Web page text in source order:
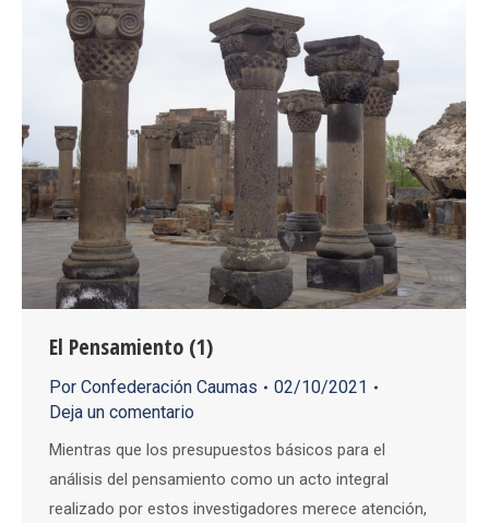
El Pensamiento (1)
Por Confederación Caumas
02/10/2021
Deja un comentario
Mientras que los presupuestos básicos para el
análisis del pensamiento como un acto integral
realizado por estos investigadores merece atención,